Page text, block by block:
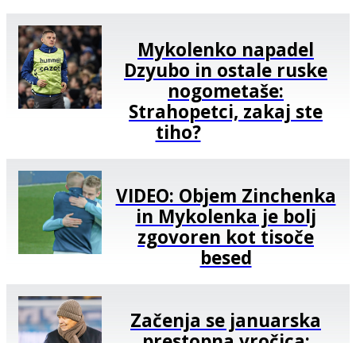
Mykolenko napadel
Dzyubo in ostale ruske
nogometaše:
Strahopetci, zakaj ste
tiho?
VIDEO: Objem Zinchenka
in Mykolenka je bolj
zgovoren kot tisoče
besed
Začenja se januarska